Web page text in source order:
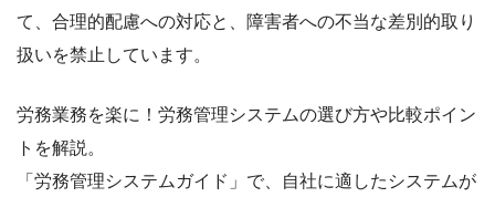
て、合理的配慮への対応と、障害者への不当な差別的取り
扱いを禁止しています。
労務業務を楽に！労務管理システムの選び方や比較ポイン
トを解説。
「労務管理システムガイド」で、自社に適したシステムが